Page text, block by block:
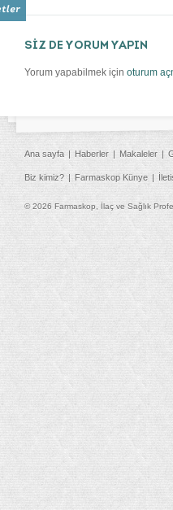
SİZ DE YORUM YAPIN
Yorum yapabilmek için oturum
Ana sayfa Haberler Makaleler
Biz kimiz? Farmaskop Künye
© 2026 Farmaskop, İlaç ve Sağlık